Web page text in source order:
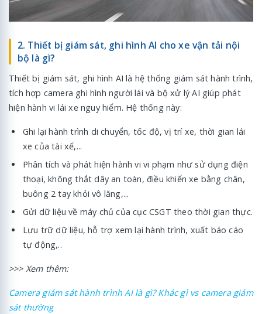
2. Thiết bị giám sát, ghi hình AI cho xe vận tải nội
bộ là gì?
Thiết bị giám sát, ghi hình AI là hệ thống giám sát hành trình,
tích hợp camera ghi hình người lái và bộ xử lý AI giúp phát
hiện hành vi lái xe nguy hiểm. Hệ thống này:
Ghi lại hành trình di chuyển, tốc độ, vị trí xe, thời gian lái
xe của tài xế,...
Phân tích và phát hiện hành vi vi phạm như sử dụng điện
thoại, không thắt dây an toàn, điều khiển xe bằng chân,
buông 2 tay khỏi vô lăng,...
Gửi dữ liệu về máy chủ của cục CSGT theo thời gian thực.
Lưu trữ dữ liệu, hỗ trợ xem lại hành trình, xuất báo cáo
tự động,..
>>> Xem thêm:
Camera giám sát hành trình AI là gì? Khác gì vs camera giám
sát thường